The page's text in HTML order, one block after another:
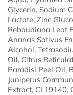
Glycerin, Sodium
Lactate, Zinc
Rebaudiana Leaf
Ananas Sativus
Alcohol,
Oil, Citrus
Paradisi Peel Oil,
Juniperus
Extract, CI 19140,